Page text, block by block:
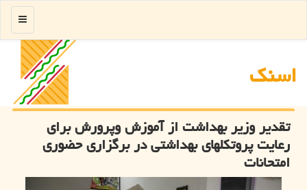
اسنك
منو
تقدیر وزیر بهداشت از آموزش وپرورش برای
رعایت پروتكلهای بهداشتی در برگزاری حضوری
امتحانات